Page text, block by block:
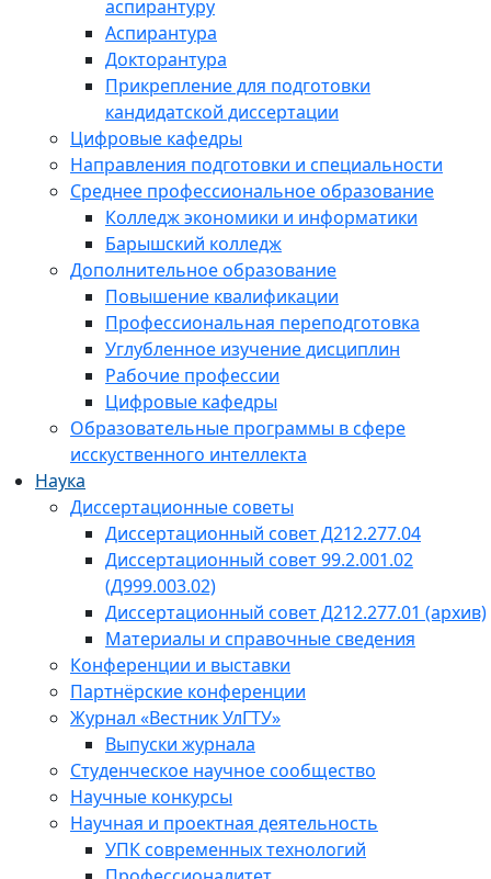
аспирантуру
Аспирантура
Докторантура
Прикрепление для подготовки
кандидатской диссертации
Цифровые кафедры
Направления подготовки и специальности
Среднее профессиональное образование
Колледж экономики и информатики
Барышский колледж
Дополнительное образование
Повышение квалификации
Профессиональная переподготовка
Углубленное изучение дисциплин
Рабочие профессии
Цифровые кафедры
Образовательные программы в сфере
исскуственного интеллекта
Наука
Диссертационные советы
Диссертационный совет Д212.277.04
Диссертационный совет 99.2.001.02
(Д999.003.02)
Диссертационный совет Д212.277.01 (архив)
Материалы и справочные сведения
Конференции и выставки
Партнёрские конференции
Журнал «Вестник УлГТУ»
Выпуски журнала
Студенческое научное сообщество
Научные конкурсы
Научная и проектная деятельность
УПК современных технологий